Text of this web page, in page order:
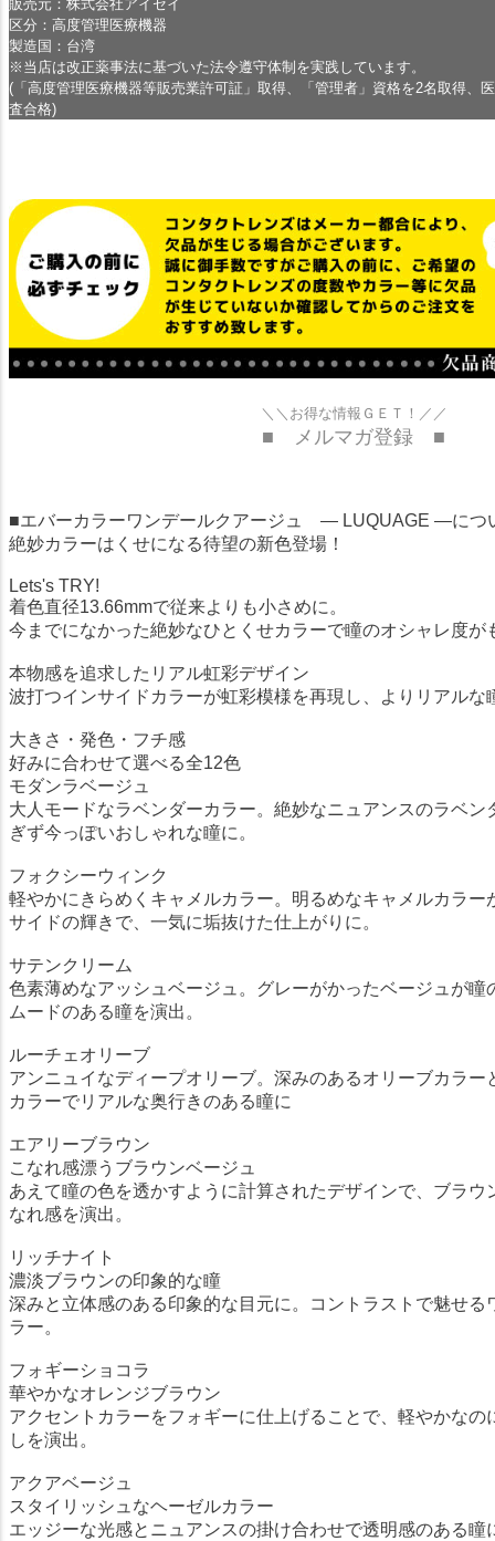
販売元：株式会社アイセイ
区分：高度管理医療機器
製造国：台湾
※当店は改正薬事法に基づいた法令遵守体制を実践しています。
(「高度管理医療機器等販売業許可証」取得、「管理者」資格を2名取得、
査合格)
＼＼お得な情報ＧＥＴ！／／
■ メルマガ登録 ■
■エバーカラーワンデールクアージュ ― LUQUAGE ―につ
絶妙カラーはくせになる待望の新色登場！
Lets's TRY!
着色直径13.66mmで従来よりも小さめに。
今までになかった絶妙なひとくせカラーで瞳のオシャレ度が
本物感を追求したリアル虹彩デザイン
波打つインサイドカラーが虹彩模様を再現し、よりリアルな
大きさ・発色・フチ感
好みに合わせて選べる全12色
モダンラベージュ
大人モードなラベンダーカラー。絶妙なニュアンスのラベン
ぎず今っぽいおしゃれな瞳に。
フォクシーウィンク
軽やかにきらめくキャメルカラー。明るめなキャメルカラー
サイドの輝きで、一気に垢抜けた仕上がりに。
サテンクリーム
色素薄めなアッシュベージュ。グレーがかったベージュが瞳
ムードのある瞳を演出。
ルーチェオリーブ
アンニュイなディープオリーブ。深みのあるオリーブカラー
カラーでリアルな奥行きのある瞳に
エアリーブラウン
こなれ感漂うブラウンベージュ
あえて瞳の色を透かすように計算されたデザインで、ブラウ
なれ感を演出。
リッチナイト
濃淡ブラウンの印象的な瞳
深みと立体感のある印象的な目元に。コントラストで魅せる
ラー。
フォギーショコラ
華やかなオレンジブラウン
アクセントカラーをフォギーに仕上げることで、軽やかなの
しを演出。
アクアベージュ
スタイリッシュなヘーゼルカラー
エッジーな光感とニュアンスの掛け合わせで透明感のある瞳